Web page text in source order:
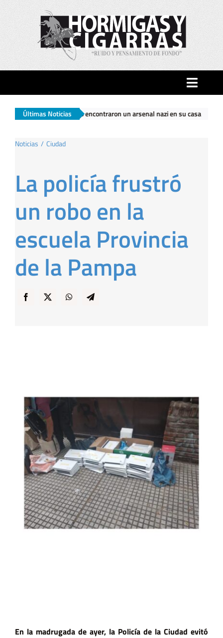
Toggle
Inicio
Ciudad
Actualidad
… y Cigarras
Últimas Noticias
encontraron un arsenal nazi en su casa | El Gobierno
Noticias Ciudad
La policía frustró
un robo en la
escuela Provincia
de la Pampa
En la madrugada de ayer, la Policía de la Ciudad evitó